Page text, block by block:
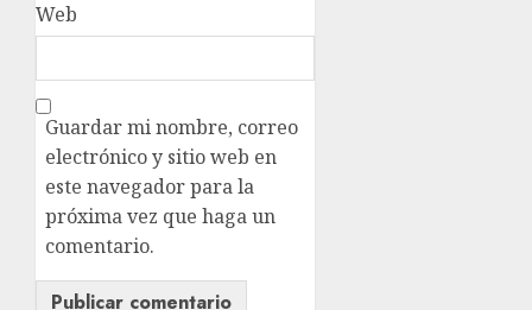
Web
Guardar mi nombre, correo
electrónico y sitio web en
este navegador para la
próxima vez que haga un
comentario.